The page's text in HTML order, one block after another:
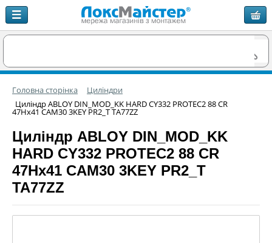
Головна сторінка
Циліндри
Циліндр ABLOY DIN_MOD_KK HARD CY332 PROTEC2 88 CR
47Hx41 CAM30 3KEY PR2_T TA77ZZ
Циліндр ABLOY DIN_MOD_KK
HARD CY332 PROTEC2 88 CR
47Hx41 CAM30 3KEY PR2_T
TA77ZZ